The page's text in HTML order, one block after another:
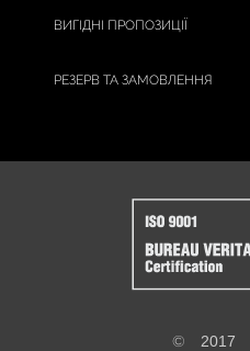
ВИГІДНІ ПРОПОЗИЦІЇ
РЕЗЕРВ ТА ЗАМОВЛЕННЯ
© 2017